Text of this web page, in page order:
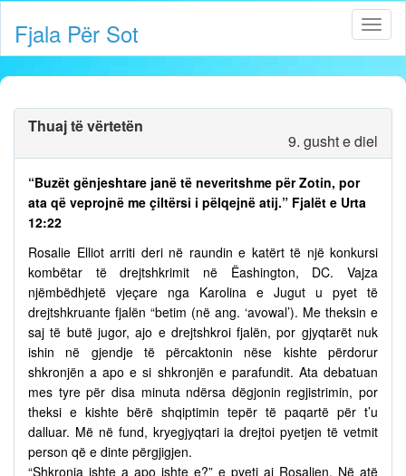
Fjala Për Sot
Thuaj të vërtetën
9. gusht e diel
“Buzët gënjeshtare janë të neveritshme për Zotin, por
ata që veprojnë me çiltërsi i pëlqejnë atij.” Fjalët e Urta
12:22
Rosalie Elliot arriti deri në raundin e katërt të një konkursi
kombëtar të drejtshkrimit në Ëashington, DC. Vajza
njëmbëdhjetë vjeçare nga Karolina e Jugut u pyet të
drejtshkruante fjalën “betim (në ang. ‘avowal’). Me theksin e
saj të butë jugor, ajo e drejtshkroi fjalën, por gjyqtarët nuk
ishin në gjendje të përcaktonin nëse kishte përdorur
shkronjën a apo e si shkronjën e parafundit. Ata debatuan
mes tyre për disa minuta ndërsa dëgjonin regjistrimin, por
theksi e kishte bërë shqiptimin tepër të paqartë për t’u
dalluar. Më në fund, kryegjyqtari ia drejtoi pyetjen të vetmit
person që e dinte përgjigjen.
“Shkronja ishte a apo ishte e?” e pyeti ai Rosalien. Në atë